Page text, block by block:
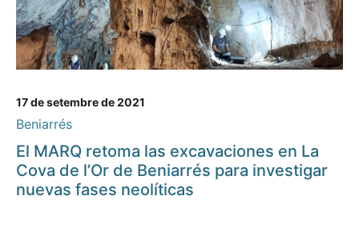
17 de setembre de 2021
Beniarrés
El MARQ retoma las excavaciones en La
Cova de l’Or de Beniarrés para investigar
nuevas fases neolíticas